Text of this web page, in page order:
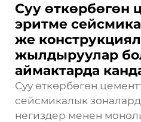
Суу өткөрбөгөн
эритме
же
жылдыруулар
аймактарда
Суу өткөрбөгөн
сейсмикалык
негиздер менен